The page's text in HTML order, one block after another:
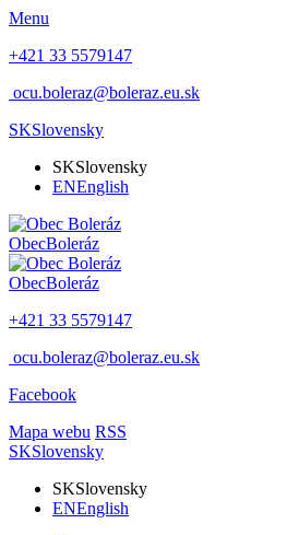
Menu
+421 33 5579147
ocu.boleraz@boleraz.eu.sk
SKSlovensky
SKSlovensky
ENEnglish
ObecBoleráz
ObecBoleráz
+421 33 5579147
ocu.boleraz@boleraz.eu.sk
Facebook
Mapa webu RSS
SKSlovensky
SKSlovensky
ENEnglish